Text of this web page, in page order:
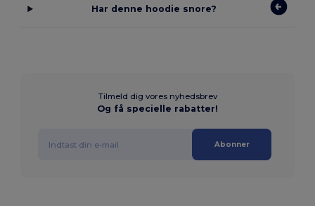
Har denne hoodie snore?
Tilmeld dig vores nyhedsbrev
Og få specielle rabatter!
Abonner